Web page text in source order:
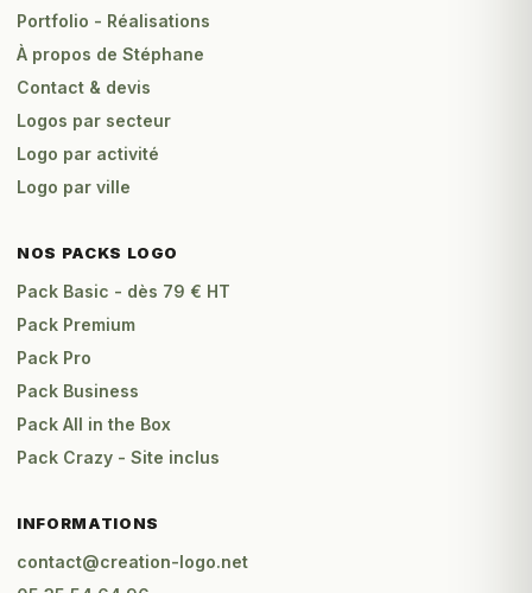
Portfolio - Réalisations
À propos de Stéphane
Contact & devis
Logos par secteur
Logo par activité
Logo par ville
NOS PACKS LOGO
Pack Basic - dès 79 € HT
Pack Premium
Pack Pro
Pack Business
Pack All in the Box
Pack Crazy - Site inclus
INFORMATIONS
contact@creation-logo.net